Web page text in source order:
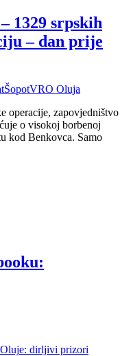
1329 srpskih
– dan prije
ŠopotVRO Oluja
operacije, zapovjedništvo
o visokoj borbenoj
kod Benkovca. Samo
dirljivi prizori